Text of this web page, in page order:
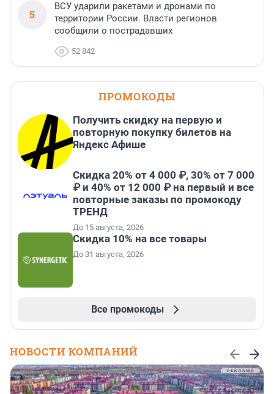
5
ВСУ ударили ракетами и дронами по
территории России. Власти регионов
сообщили о пострадавших
52 842
ПРОМОКОДЫ
Получить скидку на первую и
повторную покупку билетов на
Яндекс Афише
Скидка 20% от 4 000 ₽, 30% от 7 000
₽ и 40% от 12 000 ₽ на первый и все
повторные заказы по промокоду
ТРЕНД
До 15 августа, 2026
Скидка 10% на все товары
До 31 августа, 2026
Все промокоды
НОВОСТИ КОМПАНИЙ